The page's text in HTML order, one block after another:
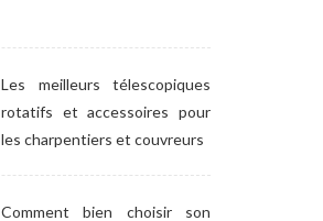
Les meilleurs télescopiques
rotatifs et accessoires pour
les charpentiers et couvreurs
Comment bien choisir son